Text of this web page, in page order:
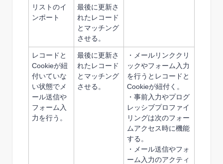
リストのイ
ンポート
最後に更新さ
れたレコード
とマッチング
させる。
レコードと
Cookieが紐
付いていな
い状態で メ
ール送信や
フォーム入
力を行う。
最後に更新さ
れたレコード
とマッチング
させる。
・メールリンククリ
ックやフォーム入力
を行うとレコードと
Cookieが紐付く。
・事前入力やプログ
レッシブプロファイ
リングは次のフォー
ムアクセス時に機能
する。
・メール送信やフォ
ーム入力のアクティ